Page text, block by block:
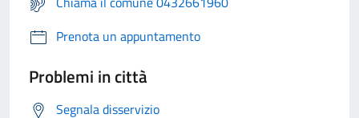
Prenota un appuntamento
Problemi in città
Segnala disservizio